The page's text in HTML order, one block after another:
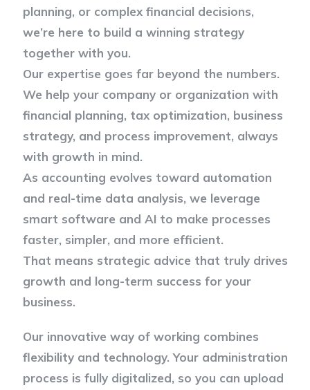
planning, or complex financial decisions,
we’re here to build a winning strategy
together with you.
Our expertise goes far beyond the numbers.
We help your company or organization with
financial planning, tax optimization, business
strategy, and process improvement, always
with growth in mind.
As accounting evolves toward automation
and real-time data analysis, we leverage
smart software and AI to make processes
faster, simpler, and more efficient.
That means strategic advice that truly drives
growth and long-term success for your
business.
Our innovative way of working combines
flexibility and technology. Your administration
process is fully digitalized, so you can upload